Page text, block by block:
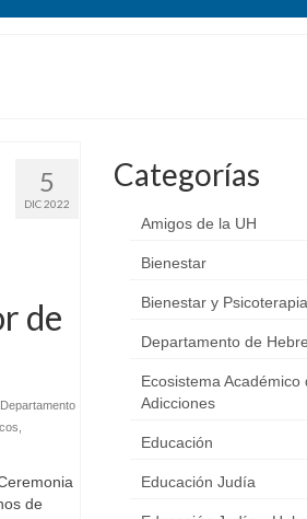
5
DIC 2022
de
Departamento
de
Categorías
Amigos de la UH
Bienestar
Bienestar y Psicoterapia
Departamento de
Ecosistema Académico
Adicciones
Educación
Educación Judía